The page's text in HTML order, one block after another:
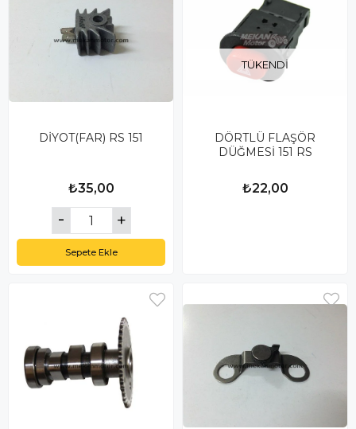
DİYOT(FAR) RS 151
₺35,00
Sepete Ekle
TÜKENDI
DÖRTLÜ FLAŞÖR
DÜĞMESİ 151 RS
₺22,00